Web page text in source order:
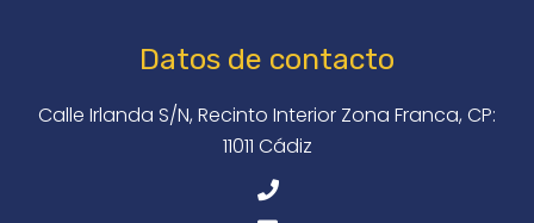
Datos de contacto
Calle Irlanda S/N, Recinto Interior Zona Franca, CP:
11011 Cádiz